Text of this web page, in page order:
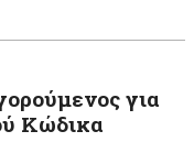
για
Κώδικα